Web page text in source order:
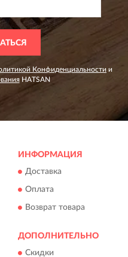
Конфиденциальности и
HATSAN
ИНФОРМАЦИЯ
Доставка
Оплата
Возврат товара
ДОПОЛНИТЕЛЬНО
Скидки